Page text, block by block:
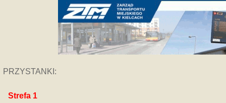
PRZYSTANKI:
Strefa 1